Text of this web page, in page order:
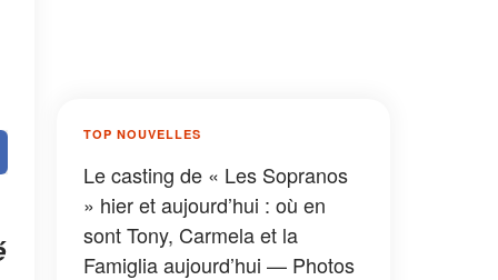
TOP NOUVELLES
Le casting de « Les Sopranos
» hier et aujourd’hui : où en
sont Tony, Carmela et la
Famiglia aujourd’hui — Photos